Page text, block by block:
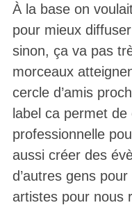
À la base on
pour mieux
sinon, ça va pas
morceaux
cercle d’amis
label ca permet
professionnelle
aussi créer des
d’autres gens
artistes pour nous